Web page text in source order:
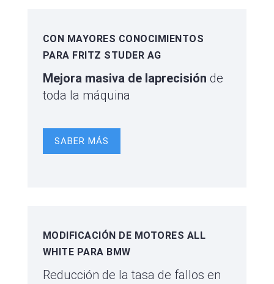
CON MAYORES CONOCIMIENTOS
PARA FRITZ STUDER AG
Mejora masiva de laprecisión de
toda la máquina
SABER MÁS
MODIFICACIÓN DE MOTORES ALL
WHITE PARA BMW
Reducción de la tasa de fallos en